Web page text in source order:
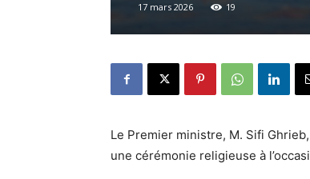
17 mars 2026 19
Le Premier ministre, M. Sifi
une cérémonie religieuse à